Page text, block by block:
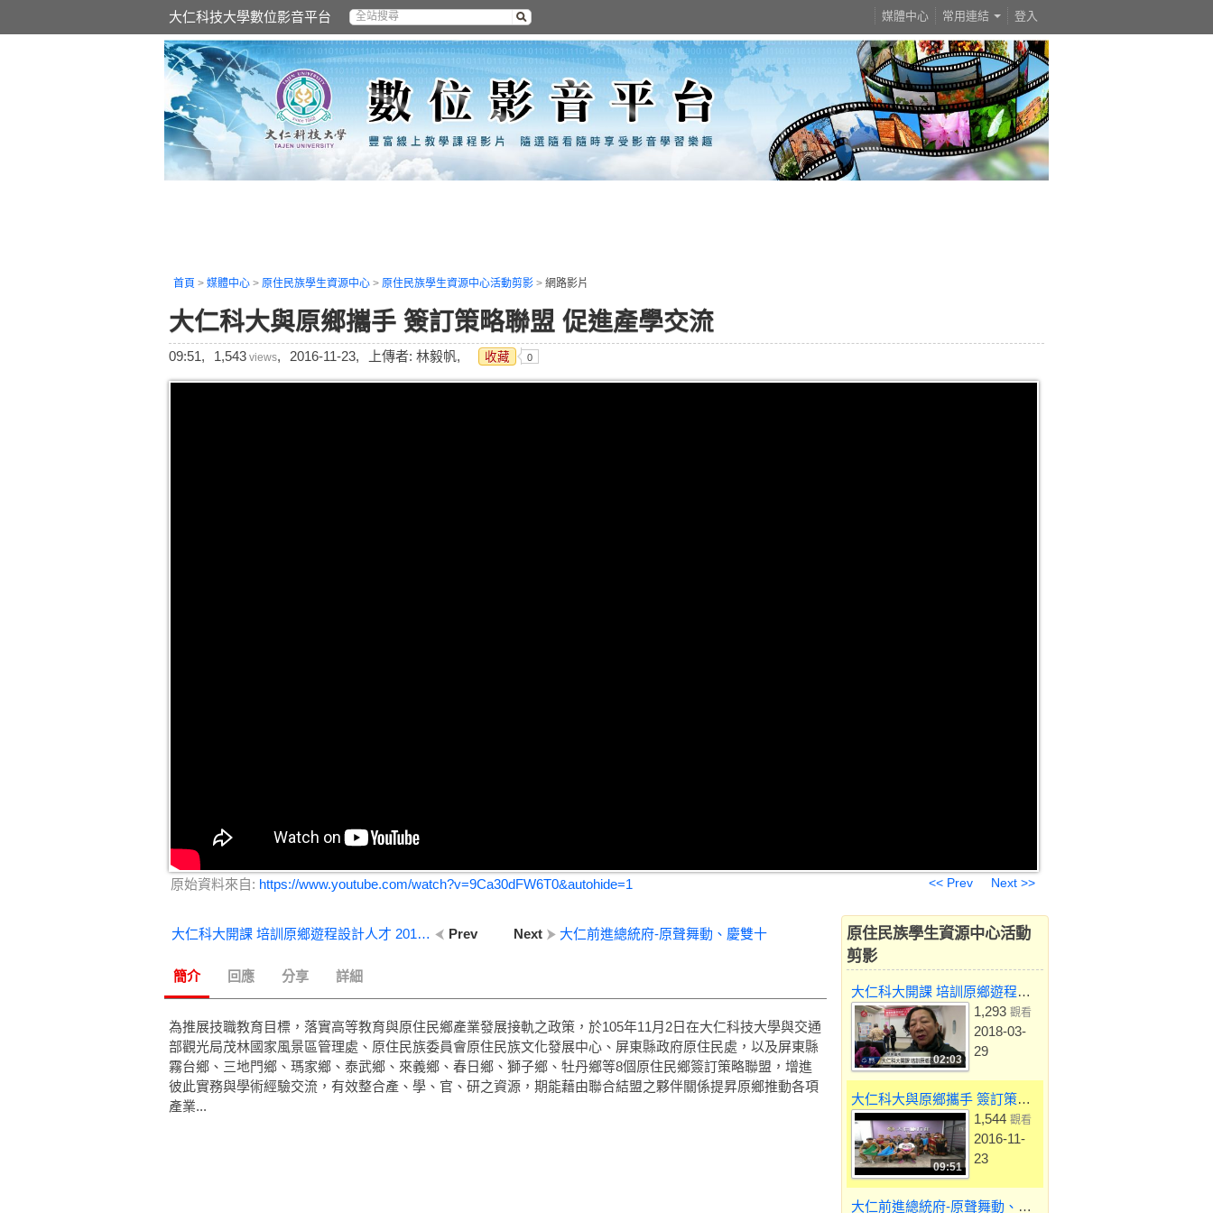
大仁科技大學數位影音平台 登入
媒體中心 常用連結
首頁 > 媒體中心 > 原住民族學生資源中心 > 原住民族學生資源中心活動剪影 > 網路影片
大仁科大與原鄉攜手 簽訂策略聯盟 促進產學交流
09:51, 1,543 views, 2016-11-23, 上傳者: 林毅帆, 收藏 0
<< Prev Next >>
原始資料來自: https://www.youtube.com/watch?v=9Ca30dFW6T0&autohide=1
原住民族學生資源中心活動
剪影
大仁科大開課 培訓原鄉遊程設計人才 2017-02-19 TITV 原視新聞
02:03
1,293 觀看
2018-03-
29
大仁科大與原鄉攜手 簽訂策略聯盟 促進產學交流
09:51
1,544 觀看
2016-11-
23
大仁前進總統府-原聲舞動、慶雙十
Prev
大仁科大開課 培訓原鄉遊程設計人才 2017-02-19 TITV 原視新聞 Next 大仁前進總統府-原聲舞動、慶雙十
簡介 回應 分享 詳細
為推展技職教育目標，落實高等教育與原住民鄉產業發展接軌之政策，於105年11月2日在大仁科技大學與交通
部觀光局茂林國家風景區管理處、原住民族委員會原住民族文化發展中心、屏東縣政府原住民處，以及屏東縣
霧台鄉、三地門鄉、瑪家鄉、泰武鄉、來義鄉、春日鄉、獅子鄉、牡丹鄉等8個原住民鄉簽訂策略聯盟，增進
彼此實務與學術經驗交流，有效整合產、學、官、研之資源，期能藉由聯合結盟之夥伴關係提昇原鄉推動各項
產業...